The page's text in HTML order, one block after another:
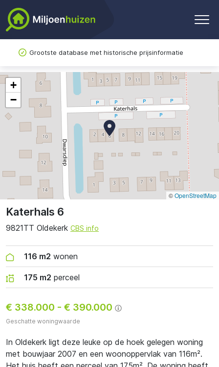
Grootste database met historische prijsinformatie
Katerhals 6
9821TT Oldekerk CBS info
116 m2 wonen
175 m2 perceel
€ 338.000 - € 390.000
Geschatte woningwaarde
In Oldekerk ligt deze leuke op de hoek gelegen woning
met bouwjaar 2007 en een woonoppervlak van 116m².
+
−
©OpenStreetMap